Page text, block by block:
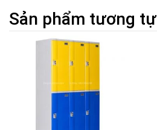
Sản phẩm tương tự